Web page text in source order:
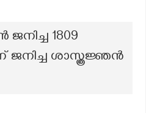
1809
ജനിച്ച ശാസ്ത്രജ്ഞൻ